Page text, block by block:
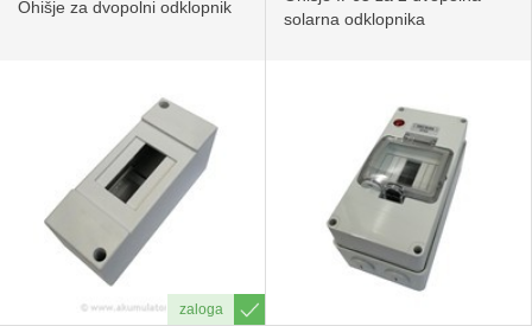
Ohišje za dvopolni odklopnik
solarna odklopnika